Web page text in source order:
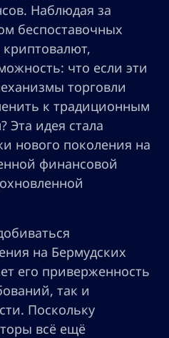
Наблюдая за
беспоставочных
что если эти
торговли
к традиционным
Эта идея стала
нового поколения на
финансовой
на Бермудских
его приверженность
так и
Поскольку
всё ещё